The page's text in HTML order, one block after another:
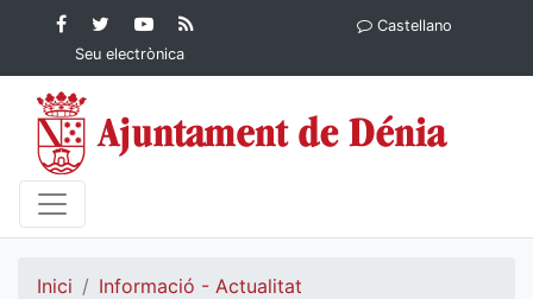
Contingut principalFacebook
Ajuntament de Dénia
Twitter
Ajuntament de
Dénia
YouTube
Ajuntament
de Dénia
Ajuntament
Seu electrònica
Castellano
Inici Informació - Actualitat